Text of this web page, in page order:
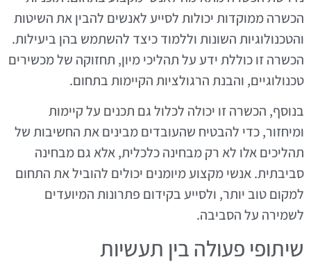
הכשרה ממוקדות יכולות לסייע לאנשים להבין את השיטות
והטכנולוגיות השונות וללמוד כיצד להשתמש בהן ביעילות.
הכשרה זו כוללת ידע על תהליכי מיון, תחזוקה של מכשירים
טכנולוגיים, והבנת הרגולציות הקיימות בתחום.
בנוסף, הכשרה זו יכולה לכלול גם תכנים על קיימות
ומיחזור, כדי להבטיח שהעובדים מבינים את החשיבות של
תהליכים אלו לא רק מבחינה כלכלית, אלא גם מבחינה
סביבתית. אנשי מקצוע מיומנים יכולים להוביל את התחום
למקום טוב יותר, ולסייע בקידום פתרונות המיועדים
לשמירה על הסביבה.
שיתופי פעולה בין תעשיות